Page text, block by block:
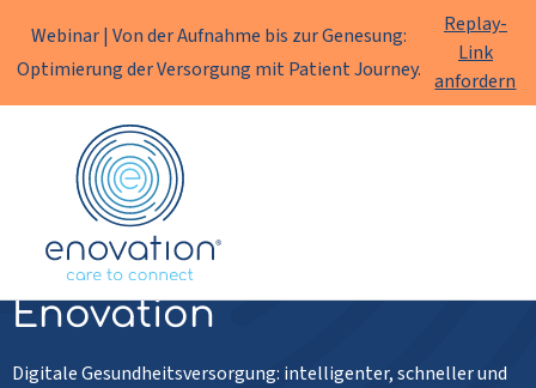
Webinar | Von der Aufnahme bis zur Genesung:
Optimierung der Versorgung mit Patient Journey.
Replay-
Link
anfordern
Enovation
Fernbetreuung von
Enovation
Digitale Gesundheitsversorgung: intelligenter, schneller und